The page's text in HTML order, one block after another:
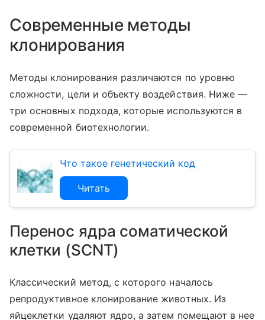
Современные методы
клонирования
Методы клонирования различаются по уровню
сложности, цели и объекту воздействия. Ниже —
три основных подхода, которые используются в
современной биотехнологии.
Что такое генетический код
Читать
Перенос ядра соматической
клетки (SCNT)
Классический метод, с которого началось
репродуктивное клонирование животных. Из
яйцеклетки удаляют ядро, а затем помещают в нее